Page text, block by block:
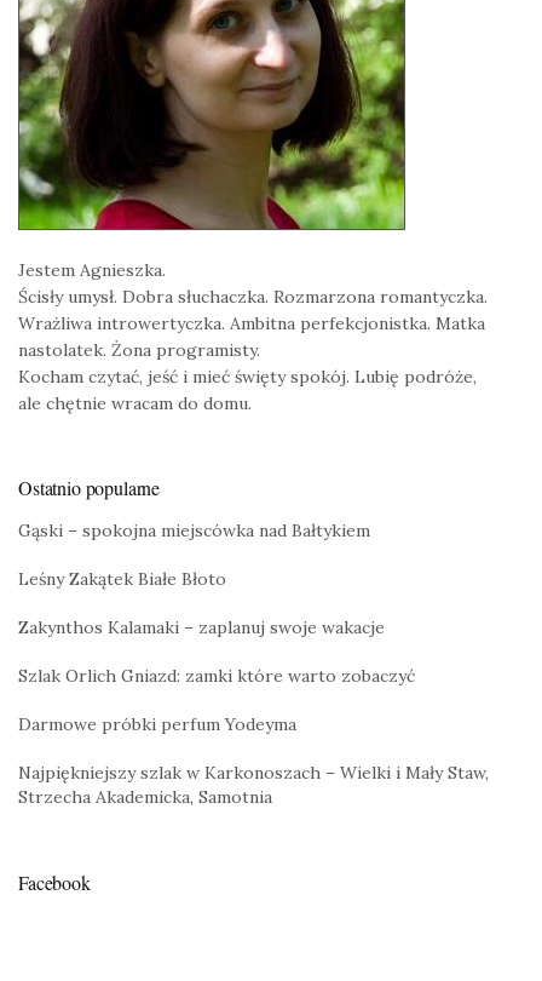
Jestem Agnieszka.
Ścisły umysł. Dobra słuchaczka. Rozmarzona romantyczka.
Wrażliwa introwertyczka. Ambitna perfekcjonistka. Matka
nastolatek. Żona programisty.
Kocham czytać, jeść i mieć święty spokój. Lubię podróże,
ale chętnie wracam do domu.
Ostatnio popularne
Gąski – spokojna miejscówka nad Bałtykiem
Leśny Zakątek Białe Błoto
Zakynthos Kalamaki – zaplanuj swoje wakacje
Szlak Orlich Gniazd: zamki które warto zobaczyć
Darmowe próbki perfum Yodeyma
Najpiękniejszy szlak w Karkonoszach – Wielki i Mały Staw,
Strzecha Akademicka, Samotnia
Facebook